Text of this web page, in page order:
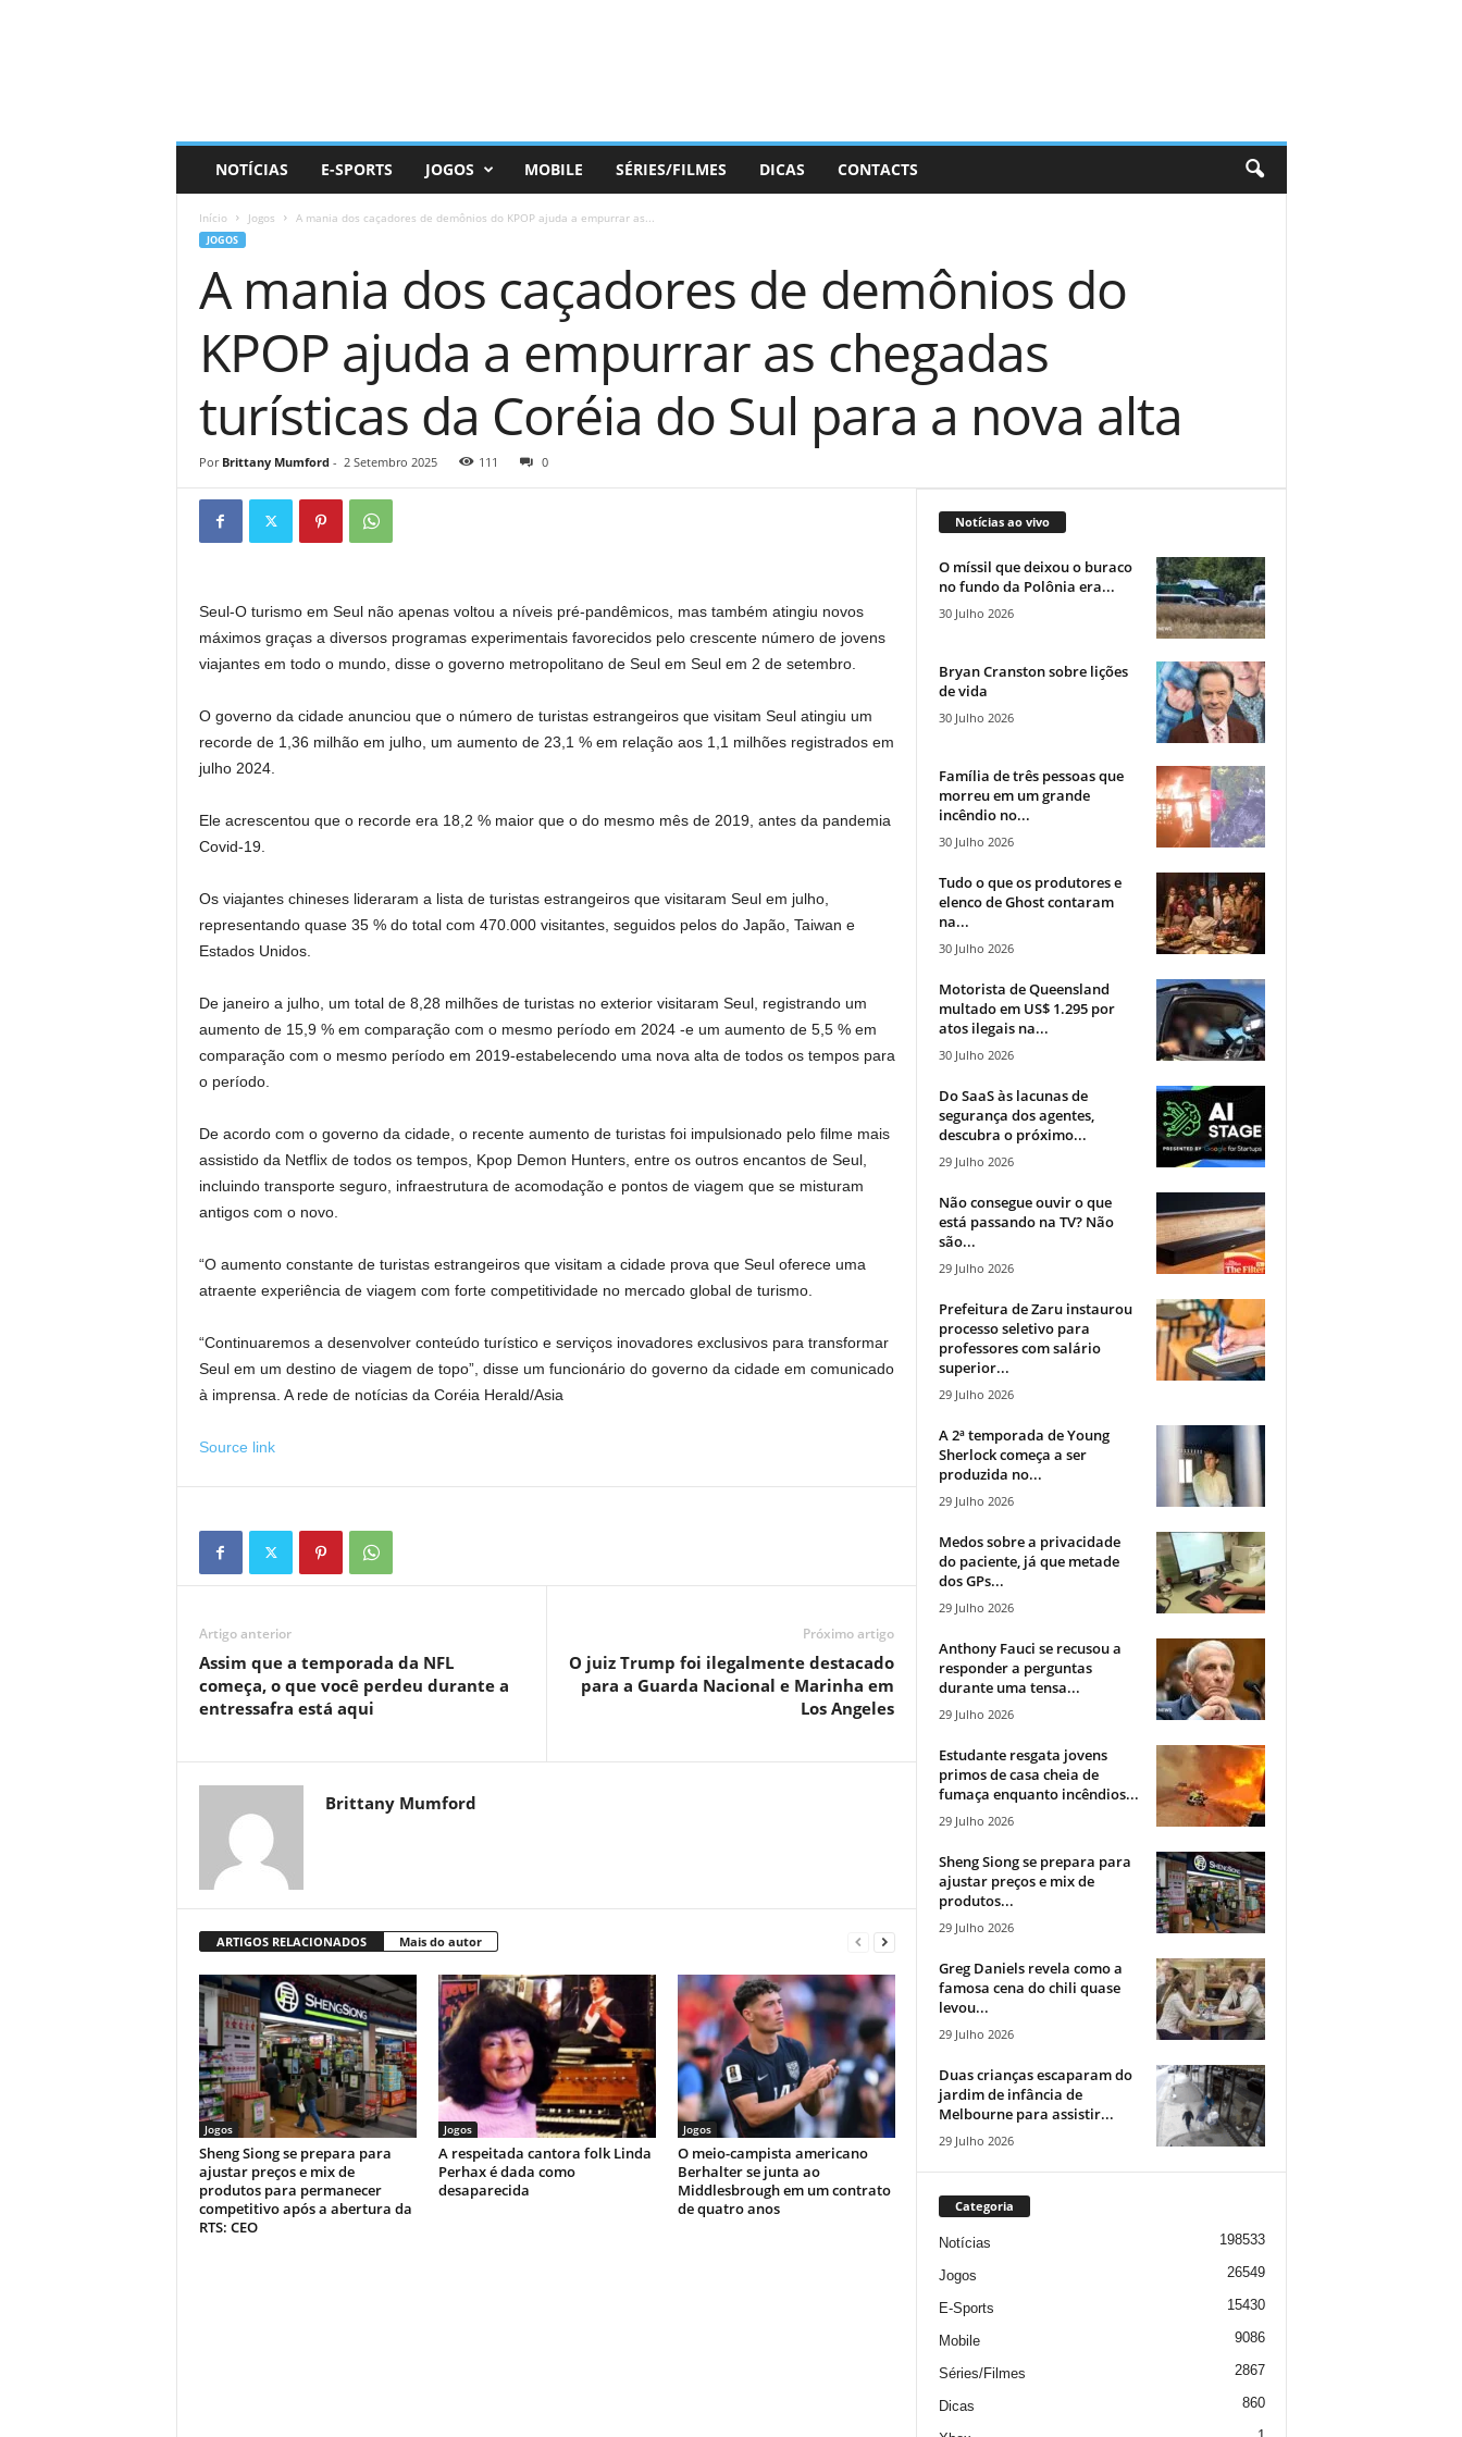
NOTÍCIAS E-SPORTS JOGOS MOBILE SÉRIES/FILMES DICAS CONTACTS
Início Jogos A mania dos caçadores de demônios do KPOP ajuda a empurrar as...
JOGOS
A mania dos caçadores de demônios do
KPOP ajuda a empurrar as chegadas
turísticas da Coréia do Sul para a nova alta
Por Brittany Mumford- 2 Setembro 2025 111 0
Seul-O turismo em Seul não apenas voltou a níveis pré-pandêmicos, mas também atingiu novos
máximos graças a diversos programas experimentais favorecidos pelo crescente número de jovens
viajantes em todo o mundo, disse o governo metropolitano de Seul em Seul em 2 de setembro.
O governo da cidade anunciou que o número de turistas estrangeiros que visitam Seul atingiu um
recorde de 1,36 milhão em julho, um aumento de 23,1 % em relação aos 1,1 milhões registrados em
julho 2024.
Ele acrescentou que o recorde era 18,2 % maior que o do mesmo mês de 2019, antes da pandemia
Covid-19.
Os viajantes chineses lideraram a lista de turistas estrangeiros que visitaram Seul em julho,
representando quase 35 % do total com 470.000 visitantes, seguidos pelos do Japão, Taiwan e
Estados Unidos.
De janeiro a julho, um total de 8,28 milhões de turistas no exterior visitaram Seul, registrando um
aumento de 15,9 % em comparação com o mesmo período em 2024 -e um aumento de 5,5 % em
comparação com o mesmo período em 2019-estabelecendo uma nova alta de todos os tempos para
o período.
De acordo com o governo da cidade, o recente aumento de turistas foi impulsionado pelo filme mais
assistido da Netflix de todos os tempos, Kpop Demon Hunters, entre os outros encantos de Seul,
incluindo transporte seguro, infraestrutura de acomodação e pontos de viagem que se misturam
antigos com o novo.
“O aumento constante de turistas estrangeiros que visitam a cidade prova que Seul oferece uma
atraente experiência de viagem com forte competitividade no mercado global de turismo.
“Continuaremos a desenvolver conteúdo turístico e serviços inovadores exclusivos para transformar
Seul em um destino de viagem de topo”, disse um funcionário do governo da cidade em comunicado
à imprensa. A rede de notícias da Coréia Herald/Asia
Source link
Artigo anterior
Assim que a temporada da NFL
começa, o que você perdeu durante a
entressafra está aqui
Próximo artigo
O juiz Trump foi ilegalmente destacado
para a Guarda Nacional e Marinha em
Los Angeles
Brittany Mumford
ARTIGOS RELACIONADOS Mais do autor
Jogos
Sheng Siong se prepara para
ajustar preços e mix de
produtos para permanecer
competitivo após a abertura da
RTS: CEO
Jogos
A respeitada cantora folk Linda
Perhax é dada como
desaparecida
Jogos
O meio-campista americano
Berhalter se junta ao
Middlesbrough em um contrato
de quatro anos
Notícias ao vivo
O míssil que deixou o buraco
no fundo da Polônia era...
30 Julho 2026
Bryan Cranston sobre lições
de vida
30 Julho 2026
Família de três pessoas que
morreu em um grande
incêndio no...
30 Julho 2026
Tudo o que os produtores e
elenco de Ghost contaram
na...
30 Julho 2026
Motorista de Queensland
multado em US$ 1.295 por
atos ilegais na...
30 Julho 2026
Do SaaS às lacunas de
segurança dos agentes,
descubra o próximo...
29 Julho 2026
Não consegue ouvir o que
está passando na TV? Não
são...
29 Julho 2026
Prefeitura de Zaru instaurou
processo seletivo para
professores com salário
superior...
29 Julho 2026
A 2ª temporada de Young
Sherlock começa a ser
produzida no...
29 Julho 2026
Medos sobre a privacidade
do paciente, já que metade
dos GPs...
29 Julho 2026
Anthony Fauci se recusou a
responder a perguntas
durante uma tensa...
29 Julho 2026
Estudante resgata jovens
primos de casa cheia de
fumaça enquanto incêndios...
29 Julho 2026
Sheng Siong se prepara para
ajustar preços e mix de
produtos...
29 Julho 2026
Greg Daniels revela como a
famosa cena do chili quase
levou...
29 Julho 2026
Duas crianças escaparam do
jardim de infância de
Melbourne para assistir...
29 Julho 2026
Categoria
Notícias 198533
Jogos 26549
E-Sports 15430
Mobile 9086
Séries/Filmes 2867
Dicas 860